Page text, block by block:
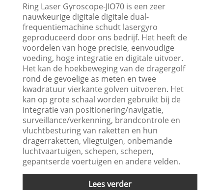
Ring Laser Gyroscope-JIO70 is een zeer
nauwkeurige digitale digitale dual-
frequentiemachine schudt lasergyro
geproduceerd door ons bedrijf. Het heeft de
voordelen van hoge precisie, eenvoudige
voeding, hoge integratie en digitale uitvoer.
Het kan de hoekbeweging van de dragergolf
rond de gevoelige as meten en twee
kwadratuur vierkante golven uitvoeren. Het
kan op grote schaal worden gebruikt bij de
integratie van positionering/navigatie,
surveillance/verkenning, brandcontrole en
vluchtbesturing van raketten en hun
dragerraketten, vliegtuigen, onbemande
luchtvaartuigen, schepen, schepen,
gepantserde voertuigen en andere velden.
Lees verder